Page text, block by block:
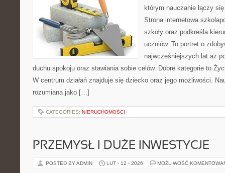
którym nauczanie łączy
Strona internetowa
szkoły oraz podkreśla
uczniów. To portret o
najwcześniejszych lat aż
duchu spokoju oraz stawiania sobie celów. Dobre kategorie to
W centrum działań znajduje się dziecko oraz jego możliwości.
rozumiana jako […]
CATEGORIES: NIERUCHOMOŚCI
PRZEMYSŁ I DUŻE INWESTYCJE
POSTED BY ADMIN LUT - 12 - 2026 MOŻLIWOŚĆ